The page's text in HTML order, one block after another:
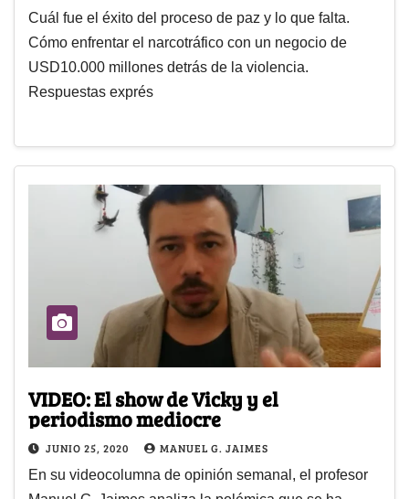
Cuál fue el éxito del proceso de paz y lo que falta.
Cómo enfrentar el narcotráfico con un negocio de
USD10.000 millones detrás de la violencia.
Respuestas exprés
VIDEO: El show de Vicky y el
periodismo mediocre
JUNIO 25, 2020 MANUEL G. JAIMES
En su videocolumna de opinión semanal, el profesor